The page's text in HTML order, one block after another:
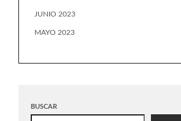
JUNIO 2023
MAYO 2023
BUSCAR